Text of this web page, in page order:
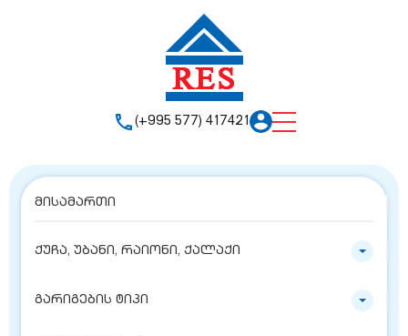
(+995 577) 417421
ქუჩა, უბანი, რაიონი, ქალაქი
გარიგების ტიპი